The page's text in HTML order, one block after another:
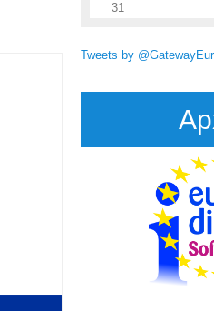
31
Tweets by